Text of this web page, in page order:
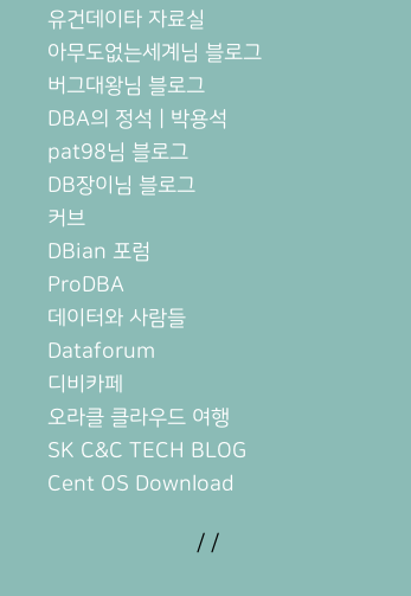
유건데이타 자료실
아무도없는세계님 블로그
버그대왕님 블로그
DBA의 정석 | 박용석
pat98님 블로그
DB장이님 블로그
커브
DBian 포럼
ProDBA
데이터와 사람들
Dataforum
디비카페
오라클 클라우드 여행
SK C&C TECH BLOG
Cent OS Download
/ /